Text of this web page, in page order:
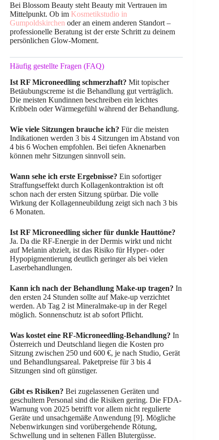
Bei Blossom Beauty steht Beauty mit Vertrauen im
Mittelpunkt. Ob im Kosmetikstudio in
Gumpoldskirchen oder an einem anderen Standort –
professionelle Beratung ist der erste Schritt zu deinem
persönlichen Glow-Moment.
Häufig gestellte Fragen (FAQ)
Ist RF Microneedling schmerzhaft? Mit topischer
Betäubungscreme ist die Behandlung gut verträglich.
Die meisten Kundinnen beschreiben ein leichtes
Kribbeln oder Wärmegefühl während der Behandlung.
Wie viele Sitzungen brauche ich? Für die meisten
Indikationen werden 3 bis 4 Sitzungen im Abstand von
4 bis 6 Wochen empfohlen. Bei tiefen Aknenarben
können mehr Sitzungen sinnvoll sein.
Wann sehe ich erste Ergebnisse? Ein sofortiger
Straffungseffekt durch Kollagenkontraktion ist oft
schon nach der ersten Sitzung spürbar. Die volle
Wirkung der Kollagenneubildung zeigt sich nach 3 bis
6 Monaten.
Ist RF Microneedling sicher für dunkle Hauttöne?
Ja. Da die RF-Energie in der Dermis wirkt und nicht
auf Melanin abzielt, ist das Risiko für Hyper- oder
Hypopigmentierung deutlich geringer als bei vielen
Laserbehandlungen.
Kann ich nach der Behandlung Make-up tragen? In
den ersten 24 Stunden sollte auf Make-up verzichtet
werden. Ab Tag 2 ist Mineralmake-up in der Regel
möglich. Sonnenschutz ist ab sofort Pflicht.
Was kostet eine RF-Microneedling-Behandlung? In
Österreich und Deutschland liegen die Kosten pro
Sitzung zwischen 250 und 600 €, je nach Studio, Gerät
und Behandlungsareal. Paketpreise für 3 bis 4
Sitzungen sind oft günstiger.
Gibt es Risiken? Bei zugelassenen Geräten und
geschultem Personal sind die Risiken gering. Die FDA-
Warnung von 2025 betrifft vor allem nicht regulierte
Geräte und unsachgemäße Anwendung [9]. Mögliche
Nebenwirkungen sind vorübergehende Rötung,
Schwellung und in seltenen Fällen Blutergüsse.